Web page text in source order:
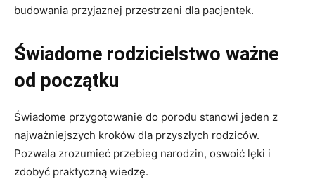
budowania przyjaznej przestrzeni dla pacjentek.
Świadome rodzicielstwo ważne
od początku
Świadome przygotowanie do porodu stanowi jeden z
najważniejszych kroków dla przyszłych rodziców.
Pozwala zrozumieć przebieg narodzin, oswoić lęki i
zdobyć praktyczną wiedzę.